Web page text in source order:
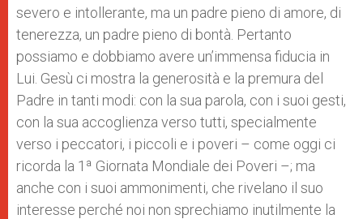
severo e intollerante, ma un padre pieno di amore, di
tenerezza, un padre pieno di bontà. Pertanto
possiamo e dobbiamo avere un’immensa fiducia in
Lui. Gesù ci mostra la generosità e la premura del
Padre in tanti modi: con la sua parola, con i suoi gesti,
con la sua accoglienza verso tutti, specialmente
verso i peccatori, i piccoli e i poveri – come oggi ci
ricorda la 1ª Giornata Mondiale dei Poveri –; ma
anche con i suoi ammonimenti, che rivelano il suo
interesse perché noi non sprechiamo inutilmente la